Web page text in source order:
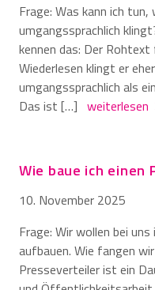
Frage: Was kann ich
umgangssprachlich
kennen das: Der
Wiederlesen klingt er
umgangssprachlich als
Das ist […] weiterlesen
Wie baue ich
10. November 2025
Frage: Wir wollen bei
aufbauen. Wie fangen
Presseverteiler ist ein